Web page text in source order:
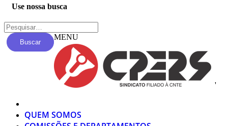
Use nossa busca
Buscar
MENU
'
QUEM SOMOS